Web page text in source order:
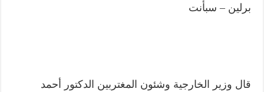
برلين – سبأنت
قال وزير الخارجية وشئون المغتربين الدكتور أحمد